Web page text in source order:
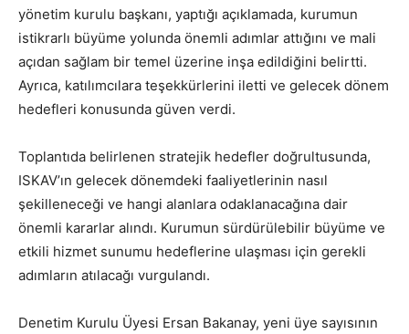
yönetim kurulu başkanı, yaptığı açıklamada, kurumun
istikrarlı büyüme yolunda önemli adımlar attığını ve mali
açıdan sağlam bir temel üzerine inşa edildiğini belirtti.
Ayrıca, katılımcılara teşekkürlerini iletti ve gelecek dönem
hedefleri konusunda güven verdi.
Toplantıda belirlenen stratejik hedefler doğrultusunda,
ISKAV’ın gelecek dönemdeki faaliyetlerinin nasıl
şekilleneceği ve hangi alanlara odaklanacağına dair
önemli kararlar alındı. Kurumun sürdürülebilir büyüme ve
etkili hizmet sunumu hedeflerine ulaşması için gerekli
adımların atılacağı vurgulandı.
Denetim Kurulu Üyesi Ersan Bakanay, yeni üye sayısının